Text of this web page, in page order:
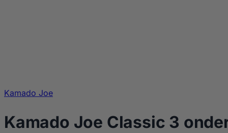
Kamado Joe
Kamado Joe Classic 3